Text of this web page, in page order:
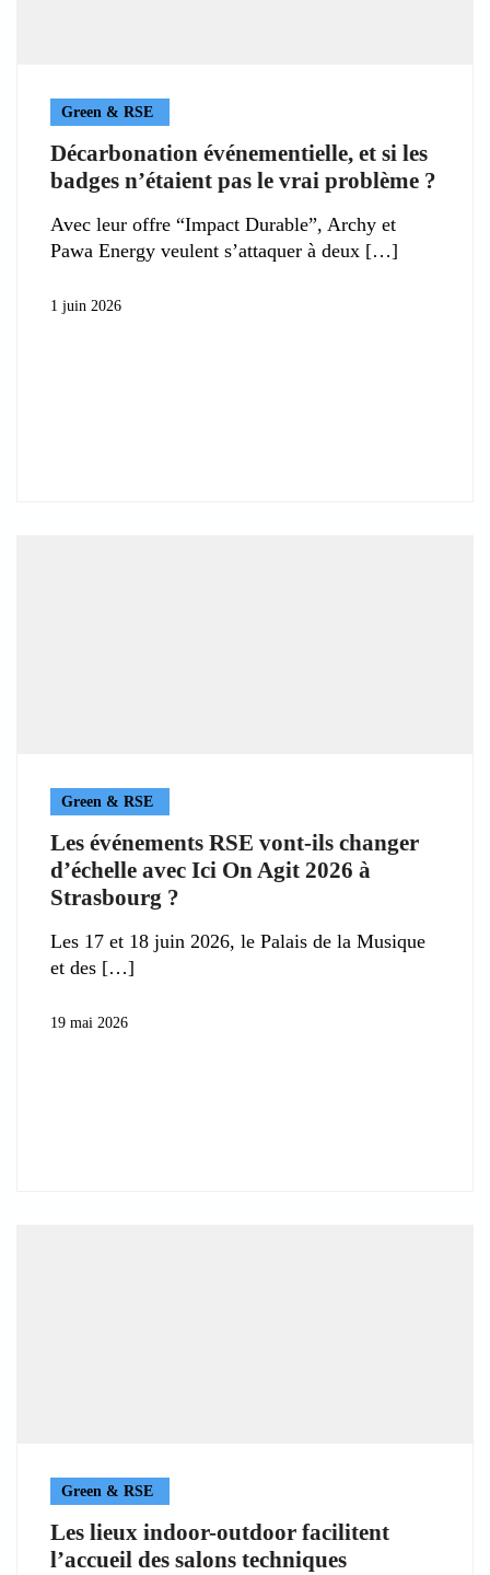
Green & RSE
Décarbonation événementielle, et si les
badges n’étaient pas le vrai problème ?
Avec leur offre “Impact Durable”, Archy et
Pawa Energy veulent s’attaquer à deux
1 juin 2026
Green & RSE
Les événements RSE vont-ils changer
d’échelle avec Ici On Agit 2026 à
Strasbourg ?
Les 17 et 18 juin 2026, le Palais de la Musique
et des
19 mai 2026
Green & RSE
Les lieux indoor-outdoor facilitent
l’accueil des salons techniques